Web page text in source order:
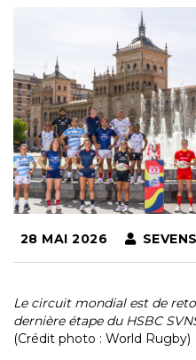
28 MAI 2026
Le circuit mondial est de
dernière étape du HSBC
(Crédit photo : World Rugby)